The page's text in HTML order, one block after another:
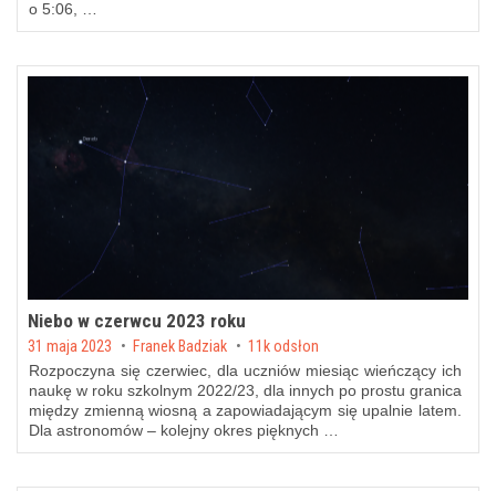
o 5:06, …
Niebo w czerwcu 2023 roku
Posted on
31 maja 2023 by Franek Badziak 11k odsłon
Rozpoczyna się czerwiec, dla uczniów miesiąc wieńczący ich
naukę w roku szkolnym 2022/23, dla innych po prostu granica
między zmienną wiosną a zapowiadającym się upalnie latem.
Dla astronomów – kolejny okres pięknych …